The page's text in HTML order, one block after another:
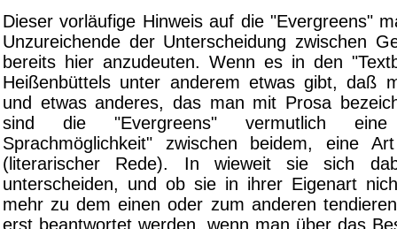
Dieser vorläufige Hinweis auf die "Evergreens"
Unzureichende der Unterscheidung zwischen
bereits hier anzudeuten. Wenn es in den
Heißenbüttels unter anderem etwas gibt, daß
und etwas anderes, das man mit Prosa
sind die "Evergreens" vermutlich
Sprachmöglichkeit" zwischen beidem, eine
(literarischer Rede). In wieweit sie sich
unterscheiden, und ob sie in ihrer Eigenart
mehr zu dem einen oder zum anderen
erst beantwortet werden, wenn man über das